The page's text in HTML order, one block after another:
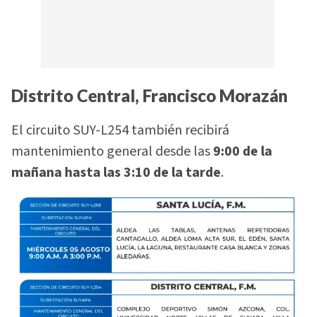
Distrito Central, Francisco Morazán
El circuito SUY-L254 también recibirá
mantenimiento general desde las9:00 de la
mañana hasta las 3:10 de la tarde.